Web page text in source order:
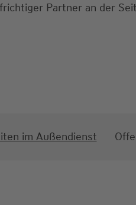
Partner an der
im Außendienst